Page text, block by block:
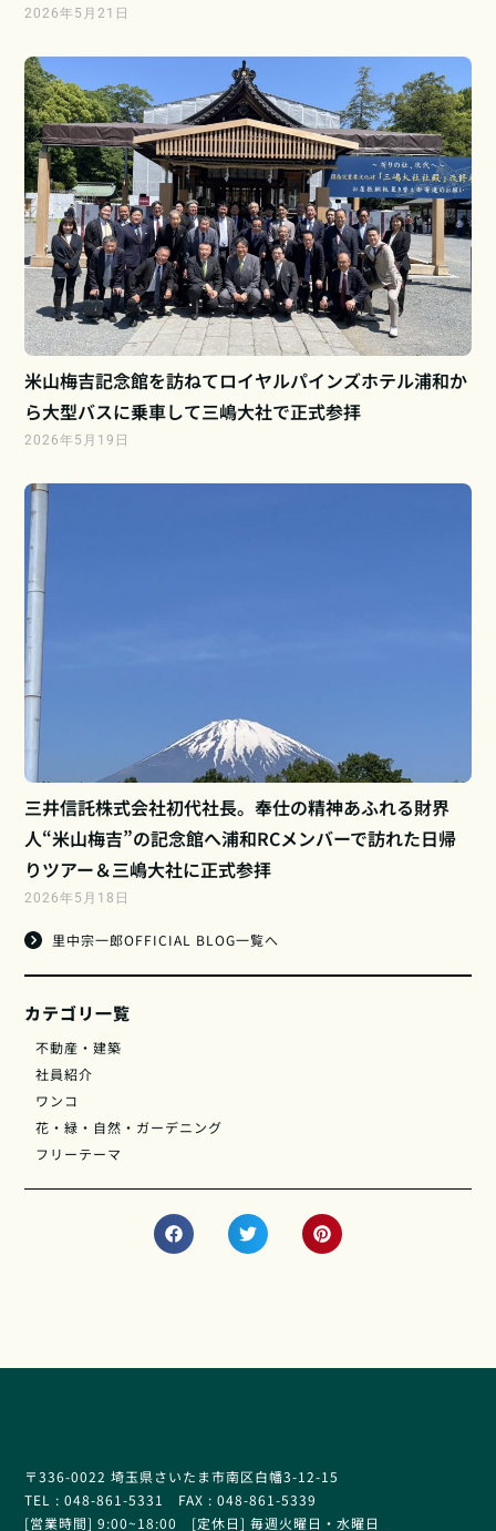
2026年5月21日
米山梅吉記念館を訪ねてロイヤルパインズホテル浦和か
ら大型バスに乗車して三嶋大社で正式参拝
2026年5月19日
三井信託株式会社初代社長。奉仕の精神あふれる財界
人“米山梅吉”の記念館へ浦和RCメンバーで訪れた日帰
りツアー＆三嶋大社に正式参拝
2026年5月18日
里中宗一郎OFFICIAL BLOG一覧へ
カテゴリ一覧
不動産・建築
社員紹介
ワンコ
花・緑・自然・ガーデニング
フリーテーマ
〒336-0022 埼玉県さいたま市南区白幡3-12-15
TEL : 048-861-5331 FAX : 048-861-5339
[営業時間] 9:00~18:00 [定休日] 毎週火曜日・水曜日